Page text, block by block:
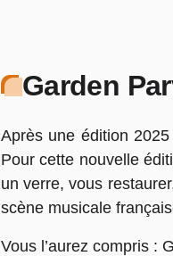
Garden
Après une édition
Pour cette nouvelle
un verre, vous
scène musicale
Vous l’aurez compris :